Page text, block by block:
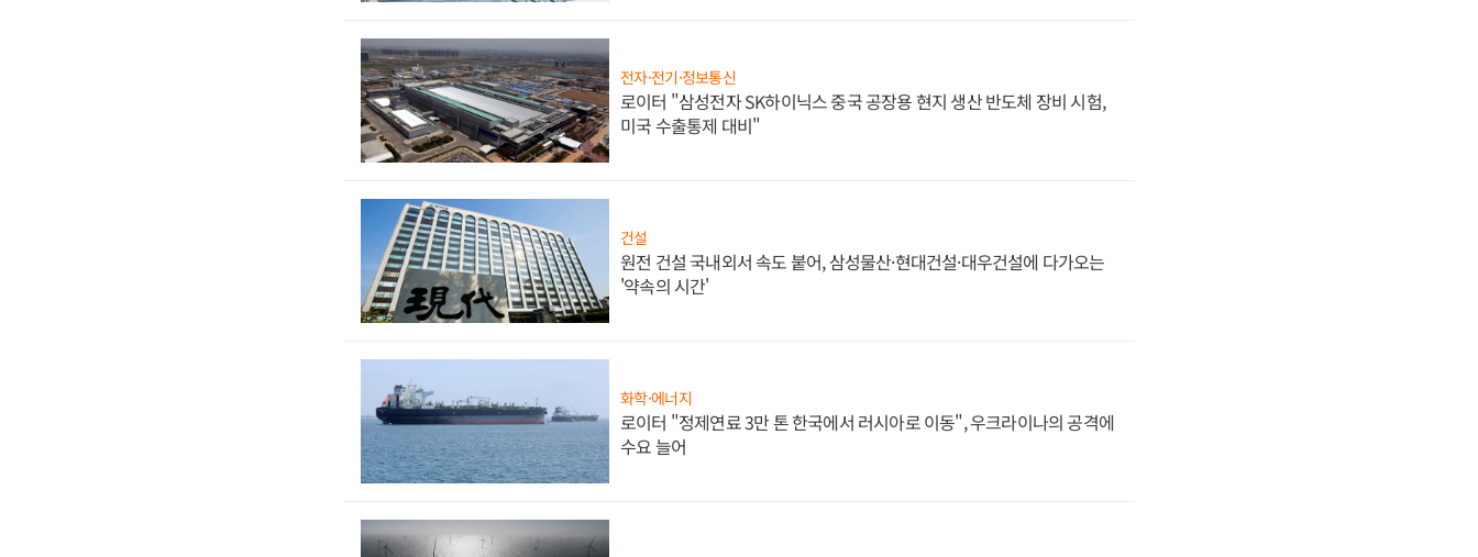
전자·전기·정보통신
로이터 "삼성전자 SK하이닉스 중국 공장용 현지 생산 반도체 장비 시험,
미국 수출통제 대비"
건설
원전 건설 국내외서 속도 붙어, 삼성물산·현대건설·대우건설에 다가오는
'약속의 시간'
화학·에너지
로이터 "정제연료 3만 톤 한국에서 러시아로 이동", 우크라이나의 공격에
수요 늘어